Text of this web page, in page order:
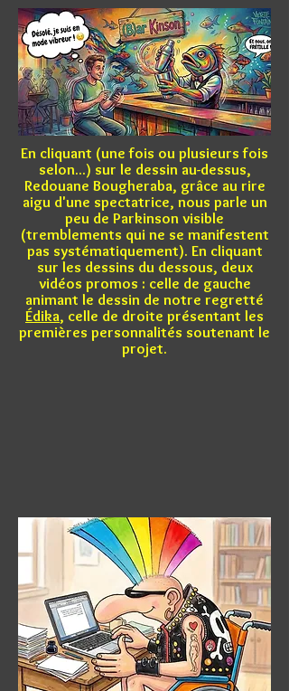
En cliquant (une fois ou plusieurs fois
selon...) sur le dessin au-dessus,
Redouane Bougheraba, grâce au rire
aigu d'une spectatrice, nous parle un
peu de Parkinson visible
(tremblements qui ne se manifestent
pas systématiquement). En cliquant
sur les dessins du dessous, deux
vidéos promos : celle de gauche
animant le dessin de notre regretté
Édika, celle de droite présentant les
premières personnalités soutenant le
projet.